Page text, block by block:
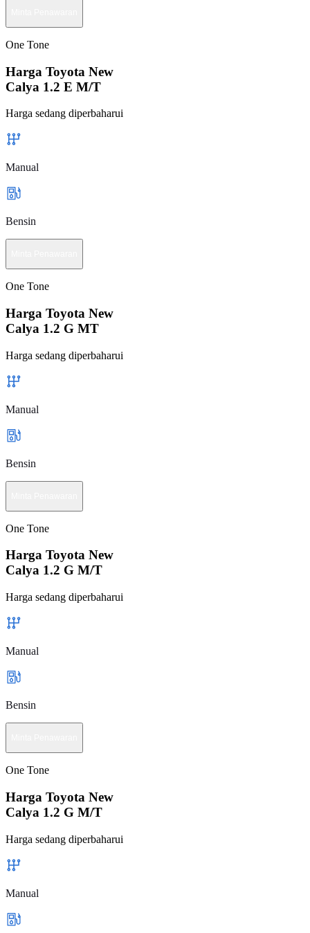
One Tone
Harga Toyota New
Calya 1.2 E M/T
Harga sedang diperbaharui
Manual
Bensin
One Tone
Harga Toyota New
Calya 1.2 G MT
Harga sedang diperbaharui
Manual
Bensin
One Tone
Harga Toyota New
Calya 1.2 G M/T
Harga sedang diperbaharui
Manual
Bensin
One Tone
Harga Toyota New
Calya 1.2 G M/T
Harga sedang diperbaharui
Manual